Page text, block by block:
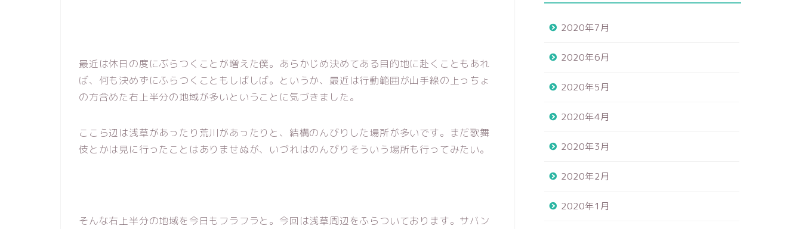
最近は休日の度にぶらつくことが増えた僕。 あらかじめ決めてある目的地に赴くこともあれ
ば、何も決めずにふらつくこともしばしば。 というか、最近は行動範囲が山手線の上っちょ
の方含めた右上半分の地域が多いということに気づきました。
ここら辺は浅草があったり荒川があったりと、結構のんびりした場所が多いです。まだ歌舞
伎とかは見に行ったことはありませぬが、いづれはのんびりそういう場所も行ってみたい。
そんな右上半分の地域を今日もフラフラと。今回は浅草周辺をふらついております。サバン
2020年7月
2020年6月
2020年5月
2020年4月
2020年3月
2020年2月
2020年1月